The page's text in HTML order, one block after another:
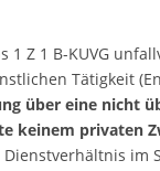
Z 1 B-KUVG
Tätigkeit
über eine nicht
keinem privaten
im